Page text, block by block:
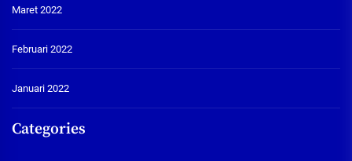
Maret 2022
Februari 2022
Januari 2022
Categories